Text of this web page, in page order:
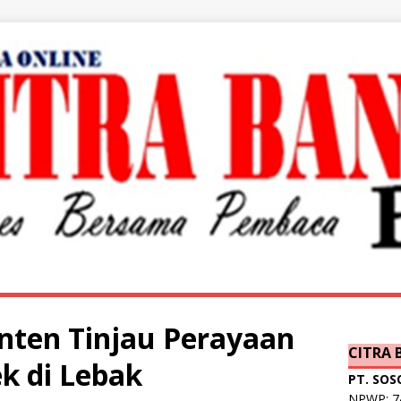
Tinjau Perayaan
di Lebak
CITRA
PT.